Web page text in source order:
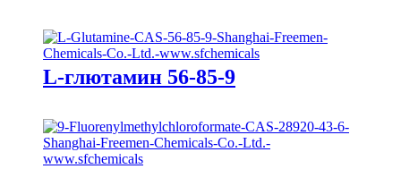
L-глютамин 56-85-9